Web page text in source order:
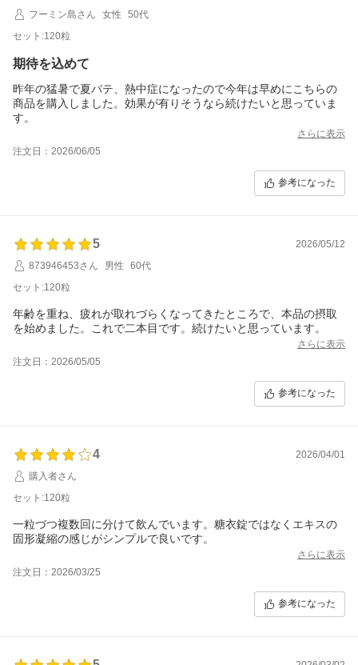
フーミン島さん
女性
50代
セット:120粒
期待を込めて
昨年の猛暑で夏バテ、熱中症になったので今年は早めにこちらの
商品を購入しました。効果が有りそうなら続けたいと思っていま
す。
さらに表示
注文日：2026/06/05
参考になった
5
2026/05/12
873946453さん
男性
60代
セット:120粒
年齢を重ね、疲れが取れづらくなってきたところで、本品の摂取
を始めました。これで二本目です。続けたいと思っています。
さらに表示
注文日：2026/05/05
参考になった
4
2026/04/01
購入者さん
セット:120粒
一粒づつ複数回に分けて飲んでいます。糖衣錠ではなくエキスの
固形凝縮の感じがシンプルで良いです。
さらに表示
注文日：2026/03/25
参考になった